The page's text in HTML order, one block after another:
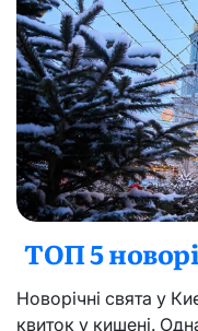
рекрутинг
відрізняється
від
мобілізації
ТОП 5
Новорічні свята у
квиток у кишені.